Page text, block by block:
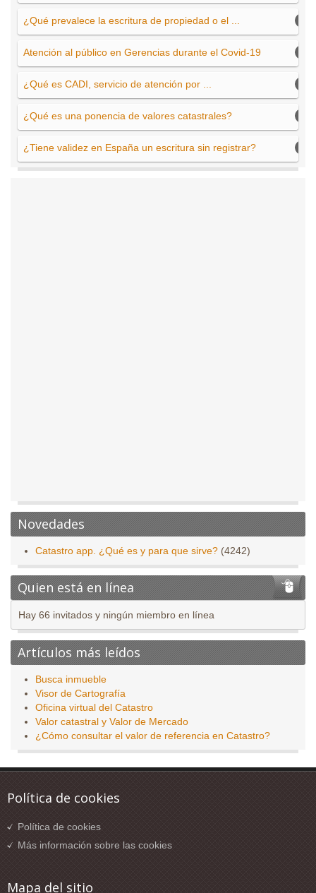
¿Qué prevalece la escritura de propiedad o el ...
Atención al público en Gerencias durante el Covid-19
¿Qué es CADI, servicio de atención por ...
¿Qué es una ponencia de valores catastrales?
¿Tiene validez en España un escritura sin registrar?
Novedades
Catastro app. ¿Qué es y para que sirve? (4242)
Quien está en línea
Hay 66 invitados y ningún miembro en línea
Artículos más leídos
Busca inmueble
Visor de Cartografía
Oficina virtual del Catastro
Valor catastral y Valor de Mercado
¿Cómo consultar el valor de referencia en Catastro?
Política de cookies
Política de cookies
Más información sobre las cookies
Mapa del sitio